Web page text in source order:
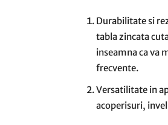
Durabilitate si
tabla zincata
inseamna ca va
frecvente.
Versatilitate in
acoperisuri,